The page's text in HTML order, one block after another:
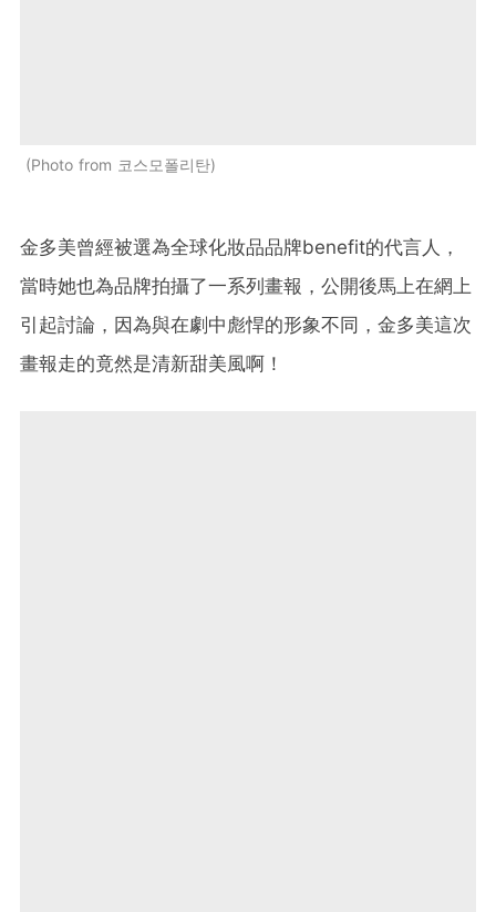
Photo from 코스모폴리탄
金多美曾經被選為全球化妝品品牌benefit的代言人，
當時她也為品牌拍攝了一系列畫報，公開後馬上在網上
引起討論，因為與在劇中彪悍的形象不同，金多美這次
畫報走的竟然是清新甜美風啊！